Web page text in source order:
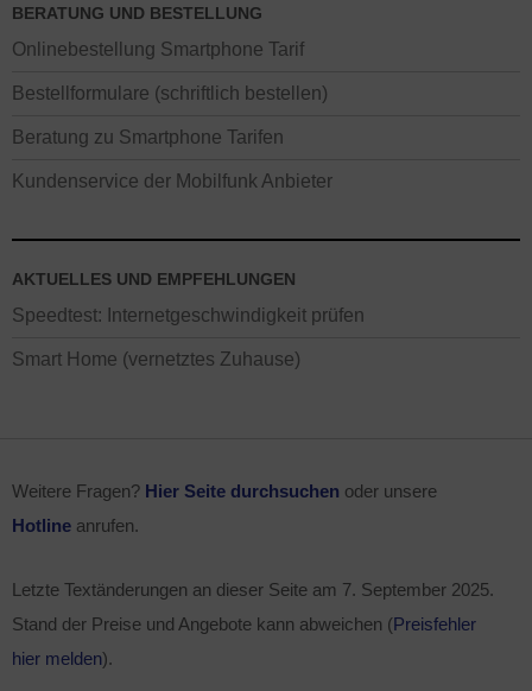
BERATUNG UND BESTELLUNG
Onlinebestellung Smartphone Tarif
Bestellformulare (schriftlich bestellen)
Beratung zu Smartphone Tarifen
Kundenservice der Mobilfunk Anbieter
AKTUELLES UND EMPFEHLUNGEN
Speedtest: Internetgeschwindigkeit prüfen
Smart Home (vernetztes Zuhause)
Weitere Fragen? Hier Seite durchsuchen oder unsere
Hotline anrufen.
Letzte Textänderungen an dieser Seite am 7. September 2025.
Stand der Preise und Angebote kann abweichen (Preisfehler
hier melden).